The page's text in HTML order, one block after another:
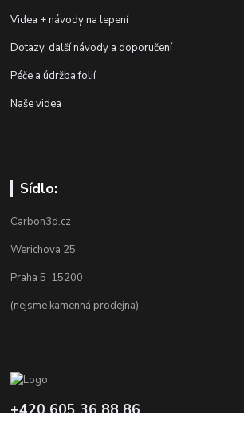
Videa + návody na lepení
Dotazy, další návody a doporučení
Péče a údržba folií
Naše videa
Sídlo:
Carbon3d.cz
Werichova 25
Praha 5 15200
(nejsme kamenná prodejna)
+420 605 36 88 86